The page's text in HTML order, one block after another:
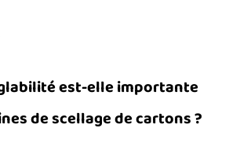
est-elle importante
de scellage de cartons ?